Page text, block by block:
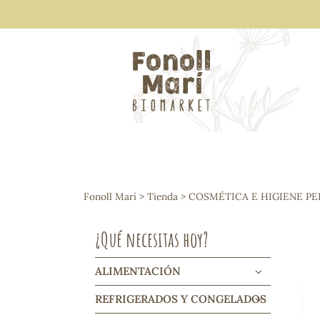
Arroces y legumbres
Frutos secos y snacks
Cereales, mueslis, hinchados y
Galletas y dulces
Vinos y cavas
Condimentos y salsas
Harinas y sémolas
Pasta
Fonoll Marí > Tienda > COSMÉTICA E HIGIENE
¿Qué necesitas hoy?
ALIMENTACIÓN
REFRIGERADOS Y CONGELADOS